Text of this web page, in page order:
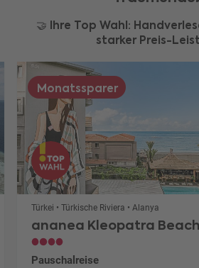
🤝 Ihre Top Wahl:
starker Preis-
Monatssparer
Türkei • Türkische Riviera • Alanya
ananea Kleopatra Beach
Pauschalreise